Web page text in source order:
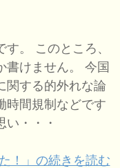
。 このところ、
書けません。 今国
関する的外れな論
時間規制などです
・・・
！」の続きを読む